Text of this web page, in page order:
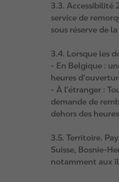
3.3. Accessibilité
service de
sous réserve de
3.4. Lorsque les
- En Belgique :
heures
- À l’étranger :
demande de
dehors des
3.5. Territoire.
Suisse,
notamment aux